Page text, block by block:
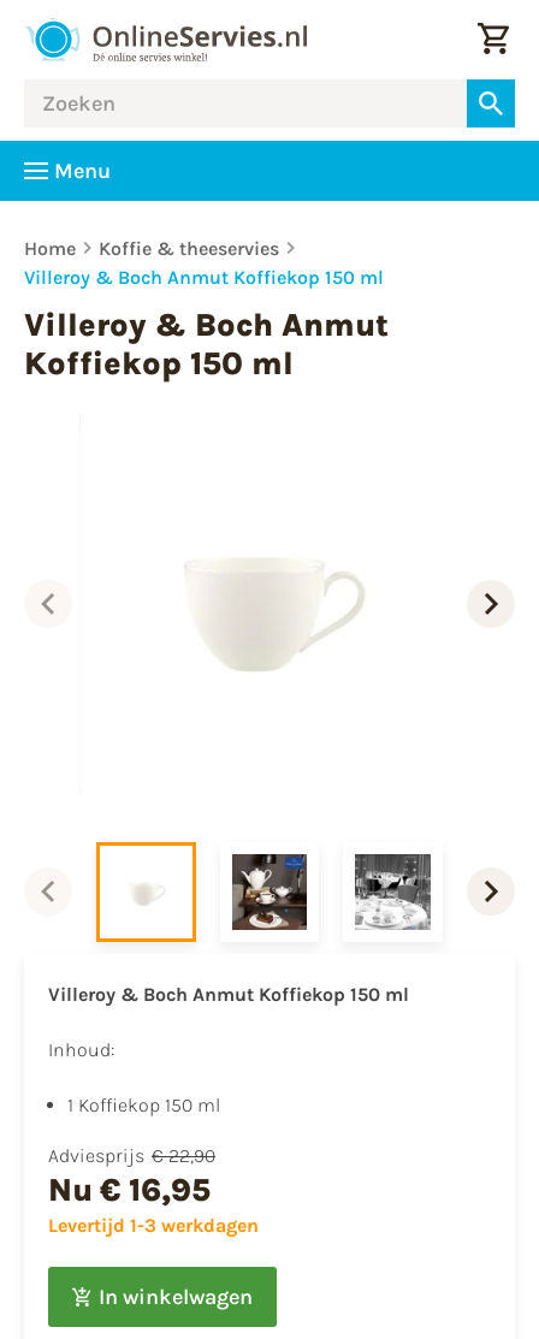
Menu
Home
Koffie & theeservies
Villeroy & Boch Anmut Koffiekop 150 ml
Villeroy & Boch Anmut
Koffiekop 150 ml
Villeroy & Boch Anmut Koffiekop 150 ml
Inhoud:
1 Koffiekop 150 ml
Adviesprijs € 22,90
Nu € 16,95
Levertijd 1-3 werkdagen
In winkelwagen